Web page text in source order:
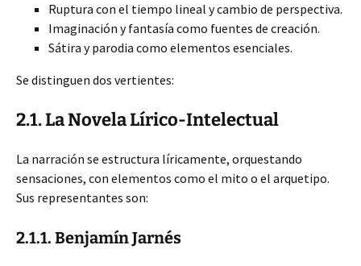
Ruptura con el tiempo lineal y cambio de perspectiva.
Imaginación y fantasía como fuentes de creación.
Sátira y parodia como elementos esenciales.
Se distinguen dos vertientes:
2.1. La Novela Lírico-Intelectual
La narración se estructura líricamente, orquestando
sensaciones, con elementos como el mito o el arquetipo.
Sus representantes son:
2.1.1. Benjamín Jarnés